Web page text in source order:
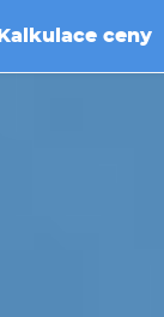
Kalkulace ceny